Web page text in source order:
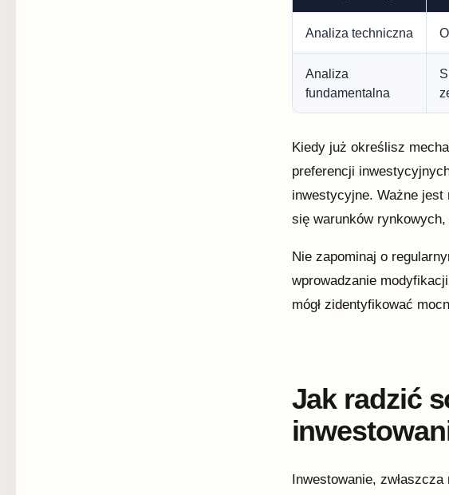
Analiza techniczna
Analiza
fundamentalna
Kiedy już określisz
preferencji
inwestycyjne. Ważne jest
się warunków
Nie zapominaj o
wprowadzanie
mógł zidentyfikować
Jak radzić
Inwestowanie,